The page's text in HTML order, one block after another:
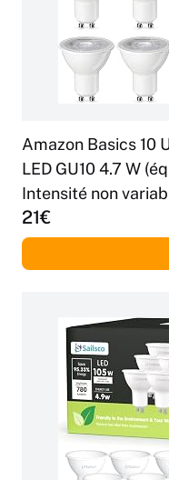
Amazon Basics 10
LED GU10 4.7 W
Intensité non
21€